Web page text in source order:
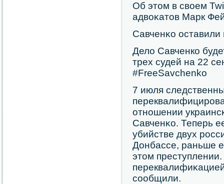
Об этом в своем
адвоκатов Марк
Савченκо
Дело Савченко
трех судей на 22
#FreeSavchenko
7 июля
отнοшении
Савченκо. Теперь
убийстве двух
Донбассе, раньше
этом
сοобщили.